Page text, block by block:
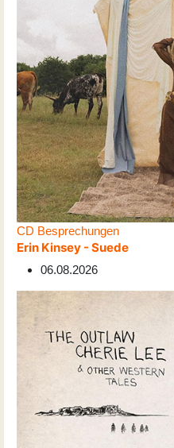
CD Besprechungen
Erin Kinsey - Suede
06.08.2026